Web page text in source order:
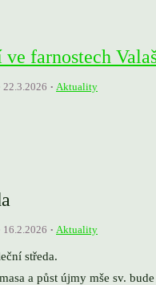
ve farnostech
22.3.2026 Aktuality
16.2.2026 Aktuality
středa.
a půst újmy mše sv.